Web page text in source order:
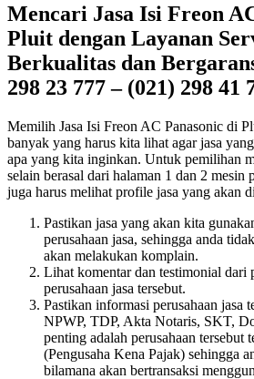
Mencari Jasa Isi Freon
Pluit dengan Layanan
Berkualitas dan
298 23 777 – (021) 298 41
Memilih Jasa Isi Freon AC Panasonic di
banyak yang harus kita lihat agar jasa
apa yang kita inginkan. Untuk pemilihan
selain berasal dari halaman 1 dan 2 mesin
juga harus melihat profile jasa yang akan
Pastikan jasa yang akan kita
perusahaan jasa, sehingga anda
akan melakukan komplain.
Lihat komentar dan testimonial dari
perusahaan jasa tersebut.
Pastikan informasi perusahaan jasa
NPWP, TDP, Akta Notaris, SKT,
penting adalah perusahaan tersebut
(Pengusaha Kena Pajak) sehingga
bilamana akan bertransaksi